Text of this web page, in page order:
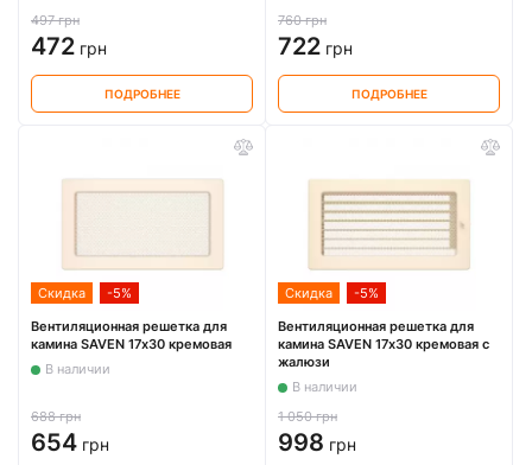
497 грн
472 грн
ПОДРОБНЕЕ
760 грн
722 грн
ПОДРОБНЕЕ
Скидка -5%
Вентиляционная решетка для
камина SAVEN 17х30 кремовая
В наличии
688 грн
654 грн
Скидка -5%
Вентиляционная решетка для
камина SAVEN 17х30 кремовая с
жалюзи
В наличии
1 050 грн
998 грн